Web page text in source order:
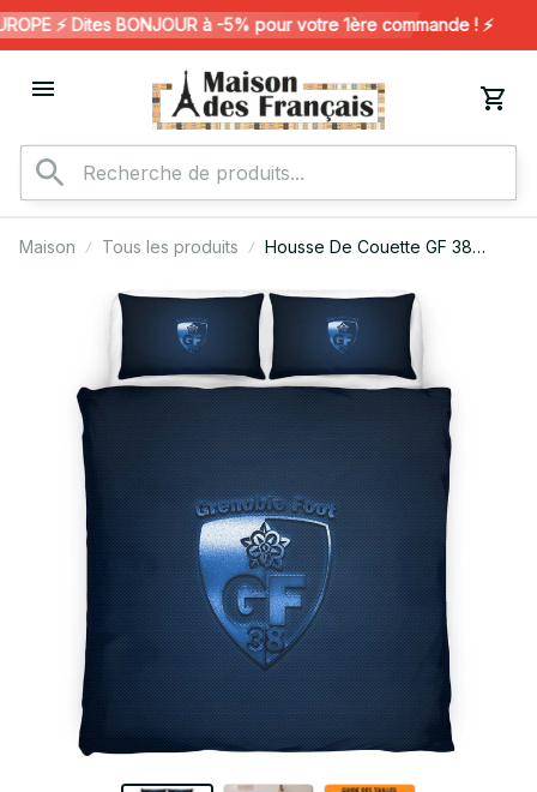
⚡️ Dites BONJOUR à -5% pour votre 1ère commande ! ⚡️
Maison Tous les produits
Housse De Couette GF 38
Football Teams 02 Parure de lit
Ensemble De Literie